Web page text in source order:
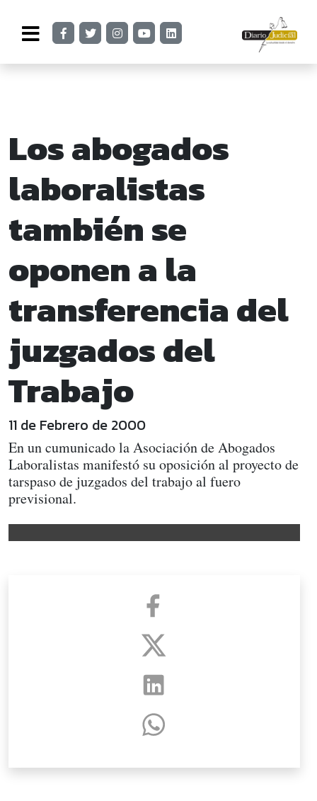
Los abogados
laboralistas
también se
oponen a la
transferencia del
juzgados del
Trabajo
11 de Febrero de 2000
En un cumunicado la Asociación de Abogados
Laboralistas manifestó su oposición al proyecto de
tarspaso de juzgados del trabajo al fuero
previsional.